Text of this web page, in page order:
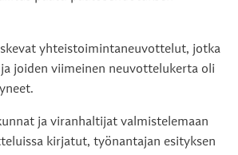
yhteistoimintaneuvottelut, jotka
joiden viimeinen neuvottelukerta oli
ja viranhaltijat valmistelemaan
kirjatut, työnantajan esityksen